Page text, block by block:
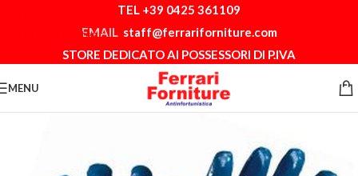
Skip to main content
TEL +39 0425 361109
EMAIL staff@ferrariforniture.com
STORE DEDICATO AI POSSESSORI DI P.IVA
MENU